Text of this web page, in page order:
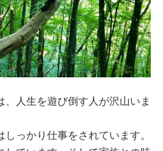
人生を遊び倒す人が沢山いま
っかり仕事をされています。